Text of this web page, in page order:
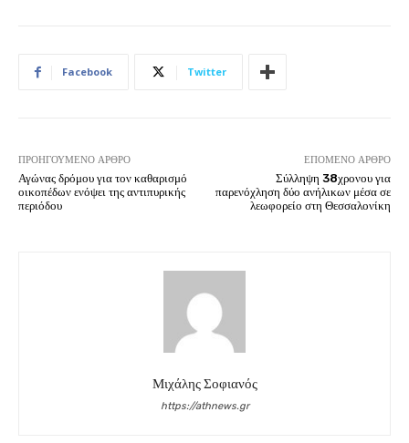
Facebook Twitter
ΠΡΟΗΓΟΎΜΕΝΟ ΆΡΘΡΟ
Αγώνας δρόμου για τον καθαρισμό
οικοπέδων ενόψει της αντιπυρικής
περιόδου
ΕΠΌΜΕΝΟ ΆΡΘΡΟ
Σύλληψη 38χρονου για
παρενόχληση δύο ανήλικων μέσα σε
λεωφορείο στη Θεσσαλονίκη
Μιχάλης Σοφιανός
https://athnews.gr